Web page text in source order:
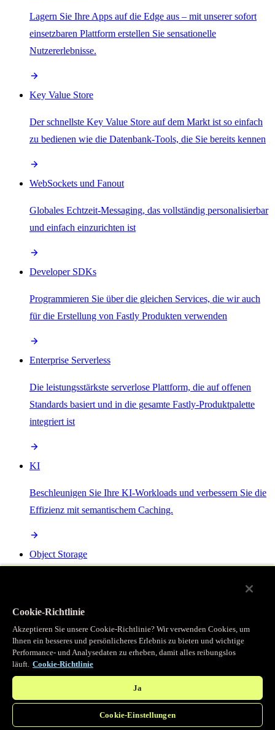
Lagern Sie Ihre Apps auf die Edge aus – mit unserer sofort
einsetzbaren Plattform erstellen Sie sensationelle
Nutzererlebnisse.
Key Value Store
Der schnellste Key Value Store auf dem Markt ist so einfach
zu bedienen wie die Datenbank-Tools, die Sie bereits kennen
WebSockets und Fanout
Globales Echtzeit-Messaging, das vollständig personalisierbar
und einfach einzurichten ist
Developer SDKs
Programmieren Sie über die gleichen Services, die wir auch
für die Erstellung von Fastly Produkten verwenden
Enterprise Serverless
Die leistungsstärkste serverlose Plattform, die auf offenen
Standards basiert und in die gesamte Fastly-Produktpalette
integriert ist
KI
Beschleunigen Sie Ihre KI-Workloads und verbessern Sie die
Effizienz mit semantischem Caching.
Object Storage
Programmierbarer Cache
Erhalten Sie vollständigen programmatischen Zugriff auf das
legendäre Caching, das unser CDN antreibt.
Cookie-Richtlinie
Akzeptieren Sie unsere Cookie-Richtlinie? Wir verwenden Cookies, um
Ihnen ein besseres und persönlicheres Erlebnis zu bieten und wichtige
Performance- und Analysedaten zu erheben, damit alles reibungslos
läuft. Cookie-Richtlinie
Ja
Cookie-Einstellungen